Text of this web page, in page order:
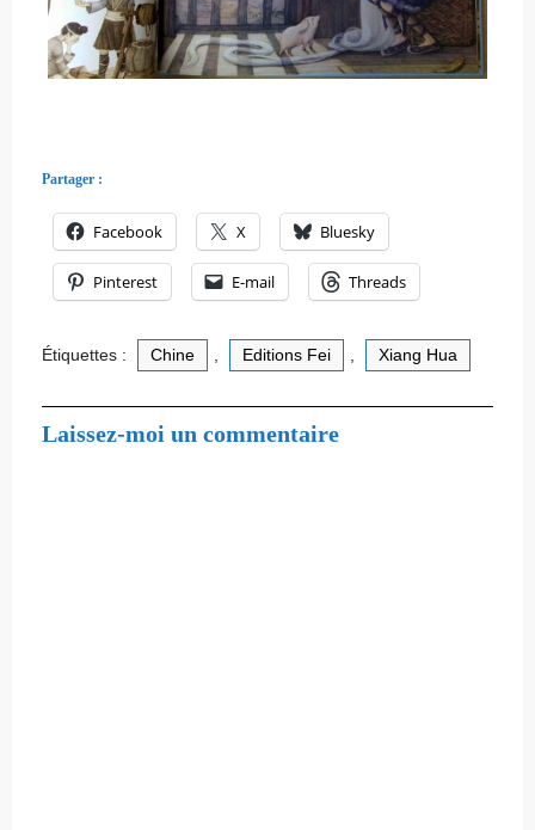
Partager :
Facebook X Bluesky
Pinterest E-mail Threads
Étiquettes : Chine Editions Fei Xiang Hua
Laissez-moi un commentaire